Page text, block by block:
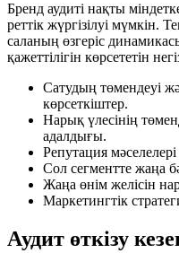
Бренд аудиті нақты
реттік жүргізілуі мүмкін.
саланың өзгеріс
қажеттілігін көрсететін
Сатудың төмендеуі
көрсеткіштер.
Нарық үлесінің
адалдығы.
Репутация
Сол сегментте жаңа
Жаңа өнім желісін
Маркетингтік
Аудит өткізу